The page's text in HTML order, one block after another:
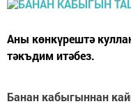
Аны көнкүрештә
тәкъдим итәбез.
Банан кабыгыннан